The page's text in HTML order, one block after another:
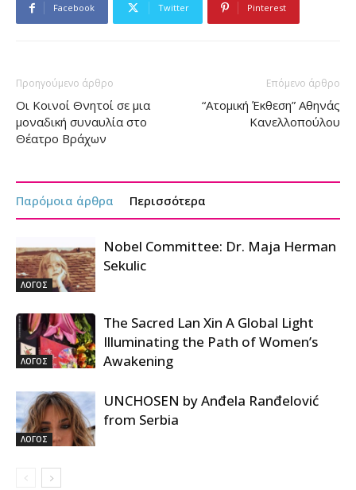
Facebook Twitter Pinterest
Προηγούμενο άρθρο
Οι Κοινοί Θνητοί σε μια
μοναδική συναυλία στο
Θέατρο Βράχων
Επόμενο άρθρο
“Ατομική Έκθεση” Αθηνάς
Κανελλοπούλου
Παρόμοια άρθρα Περισσότερα
ΛΟΓΟΣ
Nobel Committee: Dr. Maja Herman
Sekulic
ΛΟΓΟΣ
The Sacred Lan Xin A Global Light
Illuminating the Path of Women’s
Awakening
ΛΟΓΟΣ
UNCHOSEN by Anđela Ranđelović
from Serbia